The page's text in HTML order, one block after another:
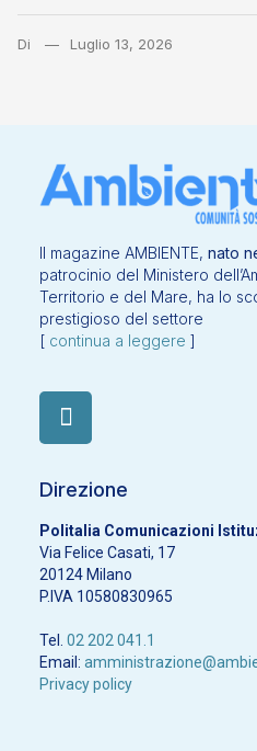
Di Luglio 13, 2026
Il magazine AMBIENTE, nato
patrocinio del Ministero
Territorio e del Mare, ha lo
prestigioso del settore
[ continua a leggere ]
Direzione
Politalia Comunicazioni
Via Felice Casati, 17
20124 Milano
P.IVA 10580830965
Tel. 02 202 041.1
Email:
Privacy policy